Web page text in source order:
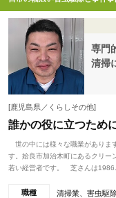
専門
清掃
[鹿児島県／くらしその他]
誰かの役に立つため
世の中には様々な職業がありま
す。姶良市加治木町にあるクリー
若い経営者です。 芝さんは
職種 清掃業、害虫駆